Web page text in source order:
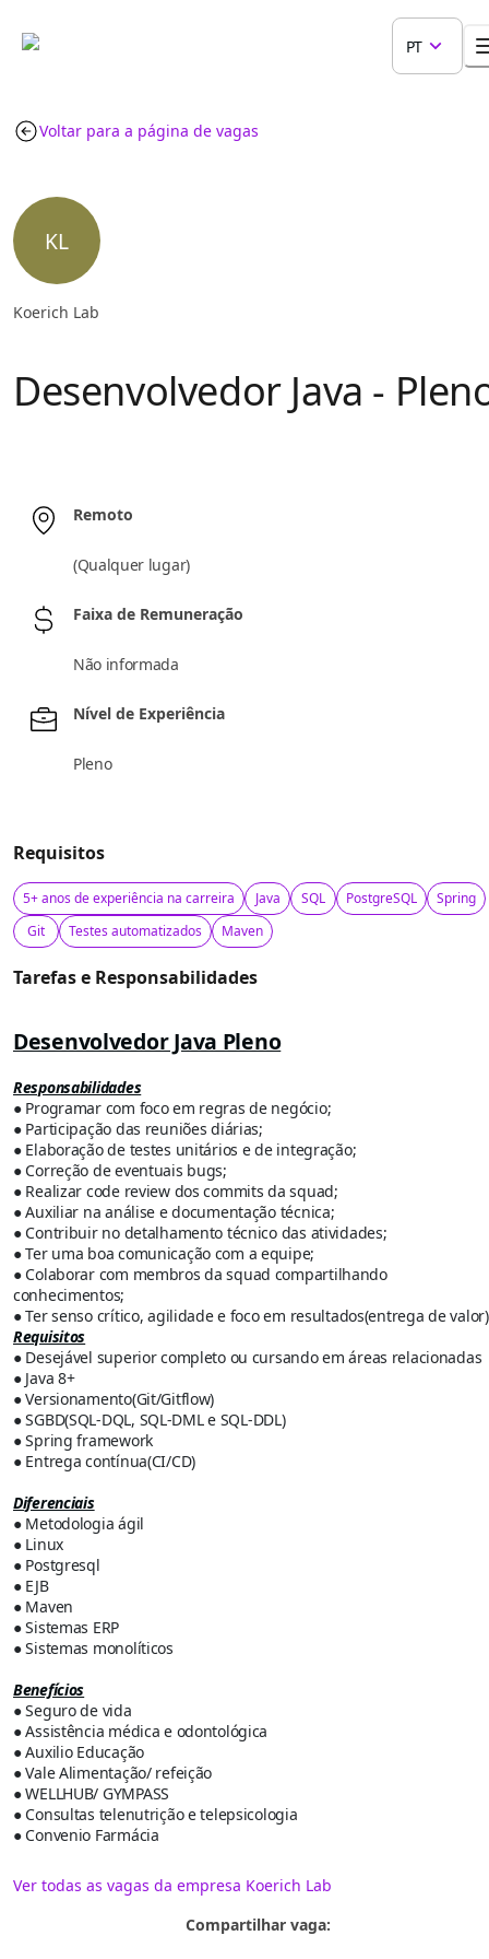
PT
Voltar para a página de vagas
KL
Koerich Lab
Desenvolvedor Java -
Remoto
(Qualquer lugar)
Faixa de Remuneração
Não informada
Nível de Experiência
Pleno
Requisitos
5+ anos de experiência na carreira Java SQL PostgreSQL
Spring
Git
Testes automatizados Maven
Tarefas e Responsabilidades
Desenvolvedor Java Pleno
Responsabilidades
● Programar com foco em regras de negócio;
● Participação das reuniões diárias;
● Elaboração de testes unitários e de integração;
● Correção de eventuais bugs;
● Realizar code review dos commits da squad;
● Auxiliar na análise e documentação técnica;
● Contribuir no detalhamento técnico das atividades;
● Ter uma boa comunicação com a equipe;
● Colaborar com membros da squad compartilhando
conhecimentos;
● Ter senso crítico, agilidade e foco em resultados(entrega de
Requisitos
● Desejável superior completo ou cursando em áreas relacionadas
● Java 8+
● Versionamento(Git/Gitflow)
● SGBD(SQL-DQL, SQL-DML e SQL-DDL)
● Spring framework
● Entrega contínua(CI/CD)
Diferenciais
● Metodologia ágil
● Linux
● Postgresql
● EJB
● Maven
● Sistemas ERP
● Sistemas monolíticos
Benefícios
● Seguro de vida
● Assistência médica e odontológica
● Auxilio Educação
● Vale Alimentação/ refeição
● WELLHUB/ GYMPASS
● Consultas telenutrição e telepsicologia
● Convenio Farmácia
Ver todas as vagas da empresa Koerich Lab
Compartilhar vaga: